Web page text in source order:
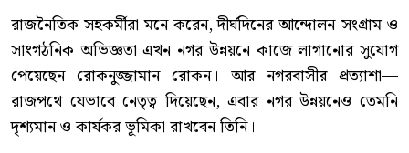
রাজনৈতিক সহকর্মীরা মনে করেন, দীর্ঘদিনের আন্দোলন-সংগ্রাম ও
সাংগঠনিক অভিজ্ঞতা এখন নগর উন্নয়নে কাজে লাগানোর সুযোগ
পেয়েছেন রোকনুজ্জামান রোকন। আর নগরবাসীর প্রত্যাশা—
রাজপথে যেভাবে নেতৃত্ব দিয়েছেন, এবার নগর উন্নয়নেও তেমনি
দৃশ্যমান ও কার্যকর ভূমিকা রাখবেন তিনি।